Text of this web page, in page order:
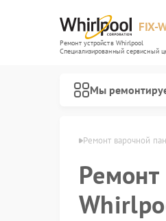
FIX-
Ремонт устройств Whirlpool
Специализированный cервисный
Мы
Ремонт варочной